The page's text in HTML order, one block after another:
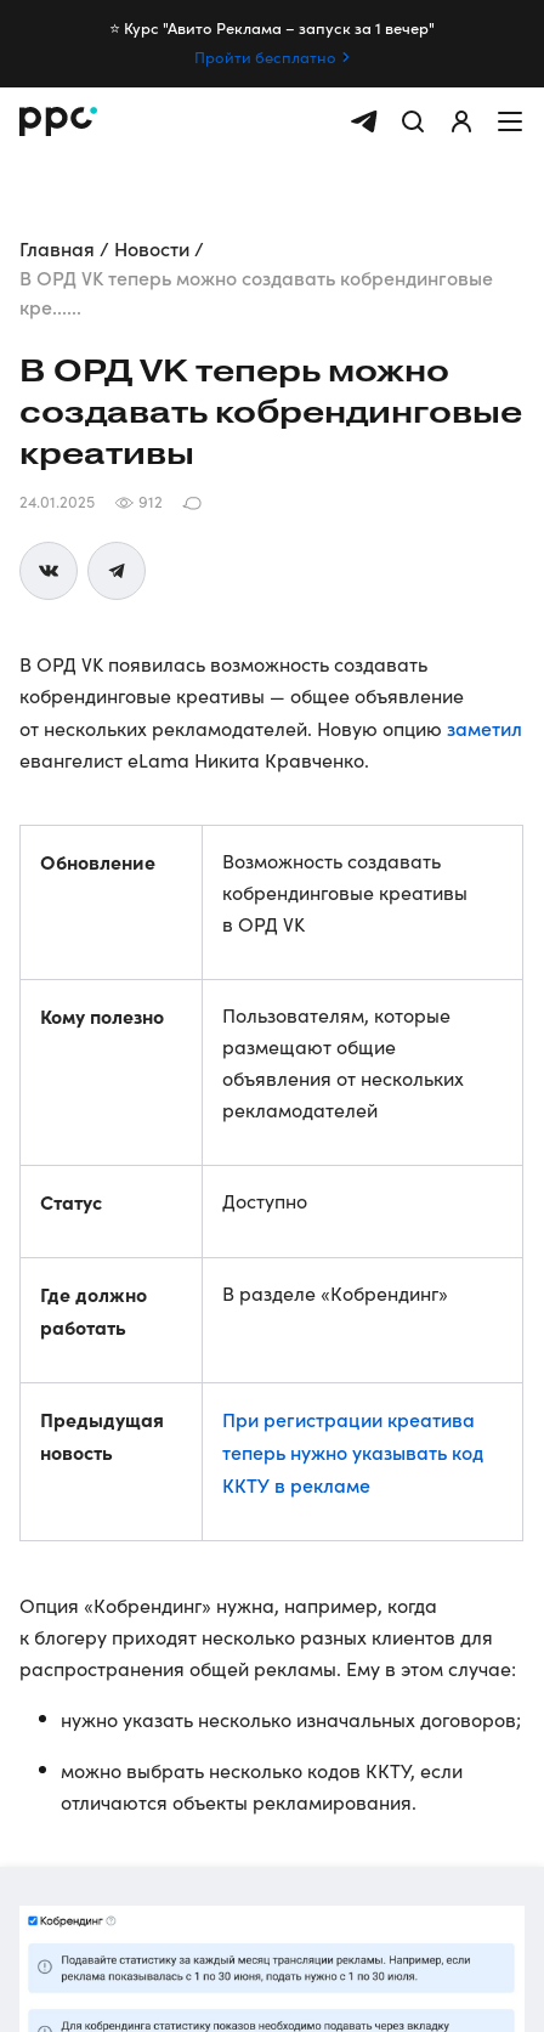
⭐️ Курс "Авито Реклама – запуск за 1 вечер"
Пройти бесплатно
Главная
Новости
В ОРД VK теперь можно создавать кобрендинговые
кре......
В ОРД VK теперь можно
создавать кобрендинговые
креативы
24.01.2025 912
В ОРД VK появилась возможность создавать
кобрендинговые креативы — общее объявление
от нескольких рекламодателей. Новую опцию заметил
евангелист eLama Никита Кравченко.
Обновление
Возможность создавать
кобрендинговые креативы
в ОРД VK
Кому полезно
Пользователям, которые
размещают общие
объявления от нескольких
рекламодателей
Статус Доступно
Где должно
работать
В разделе «Кобрендинг»
Предыдущая
новость
При регистрации креатива
теперь нужно указывать код
ККТУ в рекламе
Опция «Кобрендинг» нужна, например, когда
к блогеру приходят несколько разных клиентов для
распространения общей рекламы. Ему в этом случае:
нужно указать несколько изначальных договоров;
можно выбрать несколько кодов ККТУ, если
отличаются объекты рекламирования.